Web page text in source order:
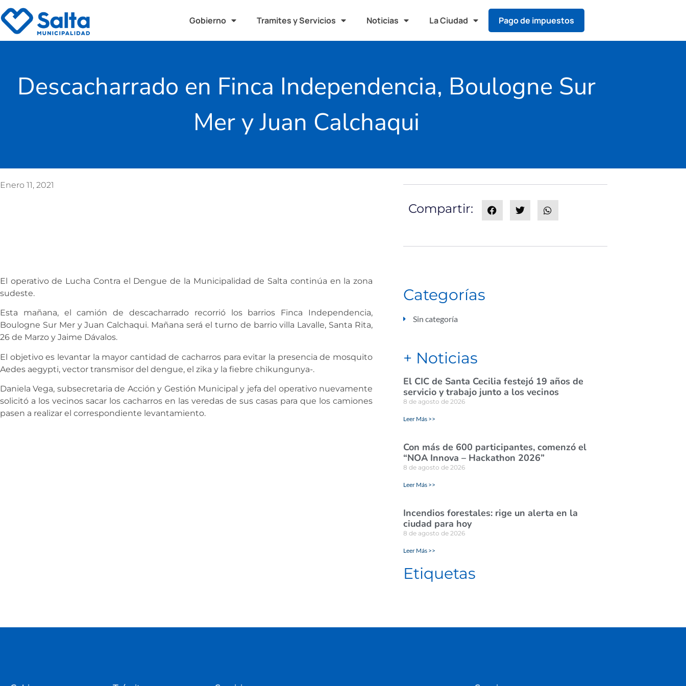
Gobierno Tramites y Servicios Noticias La Ciudad Pago de impuestos
Descacharrado en Finca Independencia, Boulogne Sur
Mer y Juan Calchaqui
Enero 11, 2021
El operativo de Lucha Contra el Dengue de la Municipalidad de Salta continúa en la zona
sudeste.
Esta mañana, el camión de descacharrado recorrió los barrios Finca Independencia,
Boulogne Sur Mer y Juan Calchaqui. Mañana será el turno de barrio villa Lavalle, Santa Rita,
26 de Marzo y Jaime Dávalos.
El objetivo es levantar la mayor cantidad de cacharros para evitar la presencia de mosquito
Aedes aegypti, vector transmisor del dengue, el zika y la fiebre chikungunya-.
Daniela Vega, subsecretaria de Acción y Gestión Municipal y jefa del operativo nuevamente
solicitó a los vecinos sacar los cacharros en las veredas de sus casas para que los camiones
pasen a realizar el correspondiente levantamiento.
Compartir:
Categorías
Sin categoría
+ Noticias
El CIC de Santa Cecilia festejó 19 años de
servicio y trabajo junto a los vecinos
8 de agosto de 2026
Leer Más >>
Con más de 600 participantes, comenzó el
“NOA Innova – Hackathon 2026”
8 de agosto de 2026
Leer Más >>
Incendios forestales: rige un alerta en la
ciudad para hoy
8 de agosto de 2026
Leer Más >>
Etiquetas